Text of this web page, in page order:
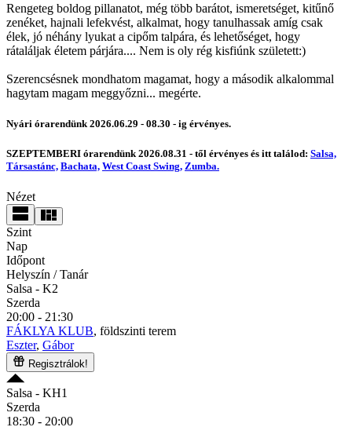
Rengeteg boldog pillanatot, még több barátot, ismeretséget, kitűnő
zenéket, hajnali lefekvést, alkalmat, hogy tanulhassak amíg csak
élek, jó néhány lyukat a cipőm talpára, és lehetőséget, hogy
rátaláljak életem párjára.... Nem is oly rég kisfiúnk született:)
Szerencsésnek mondhatom magamat, hogy a második alkalommal
hagytam magam meggyőzni... megérte.
Nyári órarendünk 2026.06.29 - 08.30 - ig érvényes.
SZEPTEMBERI órarendünk 2026.08.31 - től érvényes és itt találod: Salsa,
Társastánc, Bachata, West Coast Swing, Zumba.
Nézet
Szint
Nap
Időpont
Helyszín / Tanár
Salsa - K2
Szerda
20:00 - 21:30
FÁKLYA KLUB, földszinti terem
Eszter, Gábor
Regisztrálok!
Salsa - KH1
Szerda
18:30 - 20:00